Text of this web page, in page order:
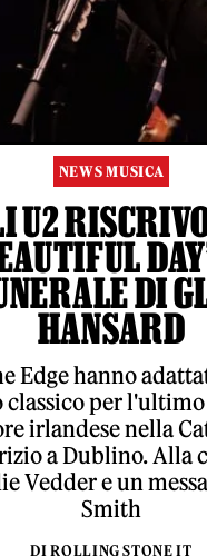
NEWS MUSICA
U2
DI
HANSARD
Edge hanno
classico per
irlandese nella
a Dublino. Alla
Vedder e un
Smith
DI ROLLING STONE IT